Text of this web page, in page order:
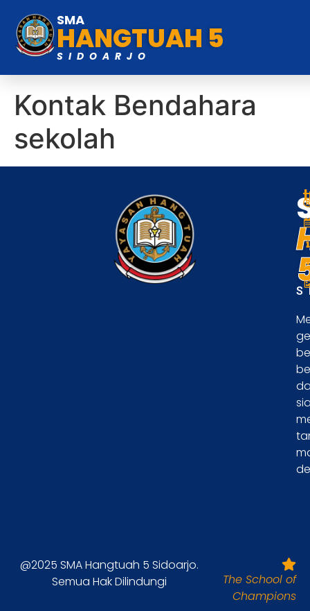
SMA
HANGTUAH 5
SIDOARJO
Kontak Bendahara
sekolah
@2025 SMA Hangtuah 5 Sidoarjo.
Semua Hak Dilindungi
The School of
Champions